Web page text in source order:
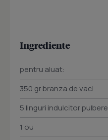
Ingrediente
pentru aluat:
350 gr branza de vaci
5 linguri indulcitor pulbere
1 ou